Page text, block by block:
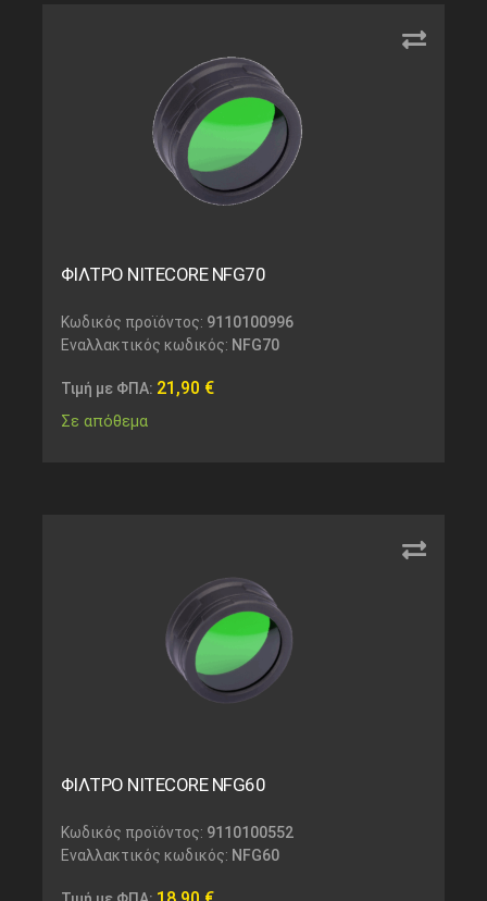
ΦΙΛΤΡΟ NITECORE NFG70
Κωδικός προϊόντος: 9110100996
Εναλλακτικός κωδικός: NFG70
Τιμή με ΦΠΑ: 21,90 €
Σε απόθεμα
ΦΙΛΤΡΟ NITECORE NFG60
Κωδικός προϊόντος: 9110100552
Εναλλακτικός κωδικός: NFG60